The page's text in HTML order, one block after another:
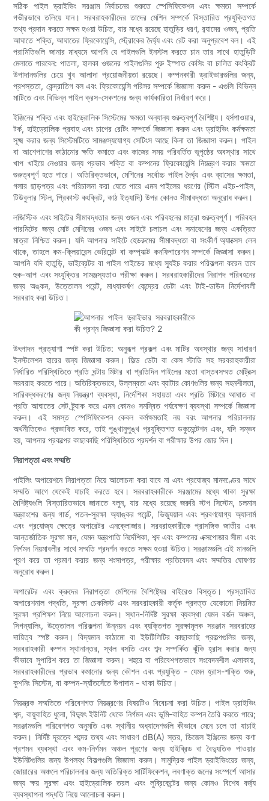
সঠিক পাইল ড্রাইভিং সরঞ্জাম নির্বাচনের শুরুতে স্পেসিফিকেশন এবং ক্ষমতা সম্পর্কে
গভীরভাবে তলিয়ে যান। সরবরাহকারীদের তাদের মেশিন সম্পর্কে বিস্তারিত প্রযুক্তিগত
তথ্য প্রদান করতে সক্ষম হওয়া উচিত, যার মধ্যে রয়েছে হাতুড়ির ধরণ, র‍্যামের ওজন, প্রতি
আঘাতে শক্তি, আঘাতের ফ্রিকোয়েন্সি, স্ট্রোকের দৈর্ঘ্য এবং রেট করা অনুপ্রবেশ বল। এই
পরামিতিগুলি জানার মাধ্যমে আপনি যে পাইলগুলি ইনস্টল করতে চান তার সাথে হাতুড়িটি
মেলাতে পারবেন: পাতলা, হালকা ওজনের পাইলগুলির পুরু ইস্পাত কেসিং বা চালিত কংক্রিট
উপাদানগুলির চেয়ে খুব আলাদা প্রয়োজনীয়তা রয়েছে। কম্পনকারী ড্রাইভারগুলির জন্য,
প্রশস্ততা, কেন্দ্রাতিগ বল এবং ফ্রিকোয়েন্সি পরিসর সম্পর্কে জিজ্ঞাসা করুন - এগুলি বিভিন্ন
মাটিতে এবং বিভিন্ন পাইল ক্রস-সেকশনের জন্য কার্যকারিতা নির্ধারণ করে।
ইঞ্জিনের শক্তি এবং হাইড্রোলিক সিস্টেমের ক্ষমতা অন্যান্য গুরুত্বপূর্ণ বৈশিষ্ট্য। হর্সপাওয়ার,
টর্ক, হাইড্রোলিক প্রবাহ এবং চাপের রেটিং সম্পর্কে জিজ্ঞাসা করুন এবং ড্রাইভিং কর্মক্ষমতা
সূক্ষ্ম করার জন্য সিস্টেমটিতে সামঞ্জস্যযোগ্য সেটিংস আছে কিনা তা জিজ্ঞাসা করুন। পাইল
বা আশেপাশের কাঠামোর ক্ষতি কমাতে এবং কাজের সময় পরিবর্তিত ভূপৃষ্ঠের অবস্থার সাথে
খাপ খাইয়ে নেওয়ার জন্য প্রভাব শক্তি বা কম্পনের ফ্রিকোয়েন্সি নিয়ন্ত্রণ করার ক্ষমতা
গুরুত্বপূর্ণ হতে পারে। অতিরিক্তভাবে, মেশিনের সর্বোচ্চ পাইল দৈর্ঘ্য এবং ব্যাসের ক্ষমতা,
গলার ছাড়পত্র এবং পরিচালনা করা যেতে পারে এমন পাইলের ধরণের (স্টিল এইচ-পাইল,
টিউবুলার স্টিল, প্রিকাস্ট কংক্রিট, কাঠ ইত্যাদি) উপর কোনও সীমাবদ্ধতা অনুরোধ করুন।
লজিস্টিক এবং সাইটের সীমাবদ্ধতার জন্য ওজন এবং পরিবহনের মাত্রা গুরুত্বপূর্ণ। পরিবহন
পারমিটের জন্য মোট মেশিনের ওজন এবং সাইটে চলাচল এবং সমাবেশের জন্য একত্রিত
মাত্রা নিশ্চিত করুন। যদি আপনার সাইটে হেডরুমের সীমাবদ্ধতা বা সংকীর্ণ অ্যাক্সেস লেন
থাকে, তাহলে কম-ক্লিয়ারেন্স ভেরিয়েন্ট বা কম্প্যাক্ট কনফিগারেশন সম্পর্কে জিজ্ঞাসা করুন।
আপনি যদি হাতুড়ি, ভাইব্রেটর বা পাইল গাইডের মধ্যে স্যুইচ করার পরিকল্পনা করেন তবে
হুক-আপ এবং সংযুক্তির সামঞ্জস্যতাও পরীক্ষা করুন। সরবরাহকারীদের নিরাপদ পরিবহনের
জন্য অঙ্কন, উত্তোলন পয়েন্ট, মাধ্যাকর্ষণ কেন্দ্রের ডেটা এবং টাই-ডাউন নির্দেশাবলী
সরবরাহ করা উচিত।
উৎপাদন প্রত্যাশা স্পষ্ট করা উচিত: অনুরূপ প্রকল্প এবং মাটির অবস্থার জন্য সাধারণ
ইনস্টলেশন হারের জন্য জিজ্ঞাসা করুন। ফিল্ড ডেটা বা কেস স্টাডি সহ সরবরাহকারীরা
নির্ধারিত পরিস্থিতিতে প্রতি ঘন্টায় মিটার বা প্রতিদিন পাইলের মতো বাস্তবসম্মত মেট্রিক্স
সরবরাহ করতে পারে। অতিরিক্তভাবে, উল্লম্বতা এবং ব্যাটার কোণগুলির জন্য সহনশীলতা,
সারিবদ্ধকরণের জন্য নিয়ন্ত্রণ ব্যবস্থা, নির্দেশিকা সহায়তা এবং প্রতি মিটারে আঘাত বা
প্রতি আঘাতের সেট ট্র্যাক করে এমন কোনও সমন্বিত পর্যবেক্ষণ ব্যবস্থা সম্পর্কে জিজ্ঞাসা
করুন। এই সমস্ত স্পেসিফিকেশন কেবল কর্মক্ষমতাই নয় বরং আপনার পরিচালনার
অর্থনীতিকেও প্রভাবিত করে, তাই পুঙ্খানুপুঙ্খ প্রযুক্তিগত ডকুমেন্টেশন এবং, যদি সম্ভব
হয়, আপনার প্রকল্পের কাছাকাছি পরিস্থিতিতে প্রদর্শন বা পরীক্ষার উপর জোর দিন।
নিরাপত্তা এবং সম্মতি
পাইলিং অপারেশনে নিরাপত্তা নিয়ে আলোচনা করা যাবে না এবং প্রযোজ্য মানদণ্ডের সাথে
সম্মতি আগে থেকেই যাচাই করতে হবে। সরবরাহকারীকে সরঞ্জামের মধ্যে থাকা সুরক্ষা
বৈশিষ্ট্যগুলি বিস্তারিতভাবে জানাতে বলুন, যার মধ্যে রয়েছে জরুরি স্টপ সিস্টেম, চলমান
যন্ত্রাংশের জন্য গার্ড, পতন-সুরক্ষা অ্যাঙ্কর পয়েন্ট, ভিজ্যুয়াল এবং শ্রবণযোগ্য অ্যালার্ম
এবং প্রযোজ্য ক্ষেত্রে অপারেটর এনক্লোজার। সরবরাহকারীকে প্রাসঙ্গিক জাতীয় এবং
আন্তর্জাতিক সুরক্ষা মান, যেমন যন্ত্রপাতি নির্দেশিকা, শব্দ এবং কম্পনের এক্সপোজার সীমা এবং
নির্গমন নিয়মাবলীর সাথে সম্মতি প্রদর্শন করতে সক্ষম হওয়া উচিত। সরঞ্জামগুলি এই মানগুলি
পূরণ করে তা প্রমাণ করার জন্য শংসাপত্র, পরীক্ষার প্রতিবেদন এবং সম্মতির ঘোষণার
অনুরোধ করুন।
অপারেটর এবং ক্রুদের নিরাপত্তা মেশিনের বৈশিষ্ট্যের বাইরেও বিস্তৃত। প্রস্তাবিত
অপারেশনাল পদ্ধতি, সুরক্ষা চেকলিস্ট এবং সরবরাহকারী কর্তৃক প্রদত্ত যেকোনো নিয়মিত
সুরক্ষা প্রশিক্ষণ নিয়ে আলোচনা করুন। স্থান-নির্দিষ্ট সুরক্ষা ব্যবস্থা যেমন বর্জন অঞ্চল,
সিগন্যালিং, উত্তোলন পরিকল্পনা উন্নয়ন এবং ব্যক্তিগত সুরক্ষামূলক সরঞ্জাম সরবরাহের
দায়িত্ব স্পষ্ট করুন। বিদ্যমান কাঠামো বা ইউটিলিটির কাছাকাছি প্রকল্পগুলির জন্য,
সরবরাহকারী কম্পন স্থানান্তর, স্থল বসতি এবং শব্দ সম্পর্কিত ঝুঁকি হ্রাস করার জন্য
কীভাবে সুপারিশ করে তা জিজ্ঞাসা করুন। শহুরে বা পরিবেশগতভাবে সংবেদনশীল এলাকায়,
সরবরাহকারীদের প্রভাব কমানোর জন্য কৌশল এবং প্রযুক্তি - যেমন হ্রাস-শক্তি শুরু,
কুশনিং সিস্টেম, বা কম্পন-স্যাঁতসেঁতে উপাদান - থাকা উচিত।
নিয়ন্ত্রক সম্মতিতে পরিবেশগত নিয়ন্ত্রণের বিষয়টিও বিবেচনা করা উচিত। পাইল ড্রাইভিং
শব্দ, বায়ুবাহিত ধুলো, বিদ্যুৎ ইউনিট থেকে নির্গমন এবং ভূমি-বাহিত কম্পন তৈরি করতে পারে;
সরঞ্জামগুলি পরিবেশগত অনুমতি এবং স্থানীয় অধ্যাদেশগুলি কীভাবে মেনে চলে তা যাচাই
করুন। নির্দিষ্ট দূরত্বে শব্দের তথ্য এবং সাধারণ dB(A) স্তর, ডিজেল ইঞ্জিনের জন্য কণা
প্রশমন ব্যবস্থা এবং কম-নির্গমন অঞ্চল পূরণের জন্য হাইব্রিড বা বৈদ্যুতিক পাওয়ার
ইউনিটগুলির জন্য উপলব্ধ বিকল্পগুলি জিজ্ঞাসা করুন। সামুদ্রিক পাইল ড্রাইভিংয়ের জন্য,
জোয়ারের অঞ্চলে পরিচালনার জন্য অতিরিক্ত সার্টিফিকেশন, লবণাক্ত জলের সংস্পর্শে আসার
জন্য ক্ষয় সুরক্ষা এবং হাইড্রোলিক তরল এবং লুব্রিকেন্টের জন্য কোনও বিশেষ বর্জ্য
ব্যবস্থাপনা পদ্ধতি নিয়ে আলোচনা করুন।